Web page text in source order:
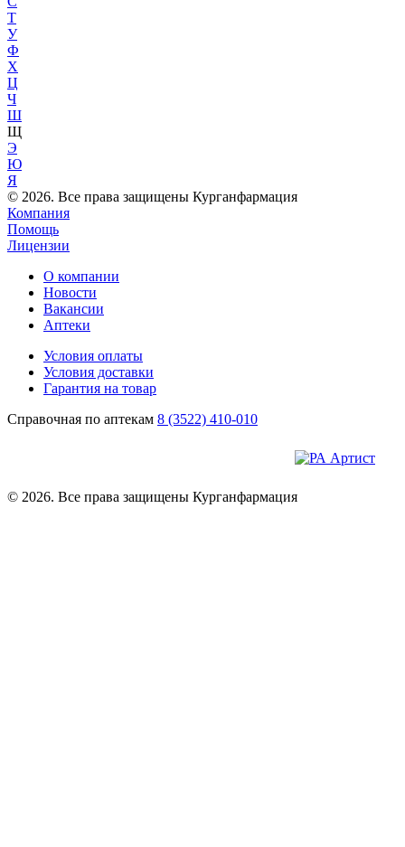
Т
У
Ф
Х
Ц
Ч
Ш
Щ
Э
Ю
Я
© 2026. Все права защищены Курганфармация
Компания
Помощь
Лицензии
О компании
Новости
Вакансии
Аптеки
Условия оплаты
Условия доставки
Гарантия на товар
Справочная по аптекам 8 (3522) 410-010
© 2026. Все права защищены Курганфармация